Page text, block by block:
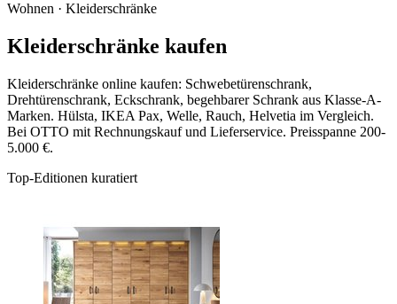
Wohnen · Kleiderschränke
Kleiderschränke kaufen
Kleiderschränke online kaufen: Schwebetürenschrank,
Drehtürenschrank, Eckschrank, begehbarer Schrank aus Klasse-A-
Marken. Hülsta, IKEA Pax, Welle, Rauch, Helvetia im Vergleich.
Bei OTTO mit Rechnungskauf und Lieferservice. Preisspanne 200-
5.000 €.
Top-Editionen kuratiert